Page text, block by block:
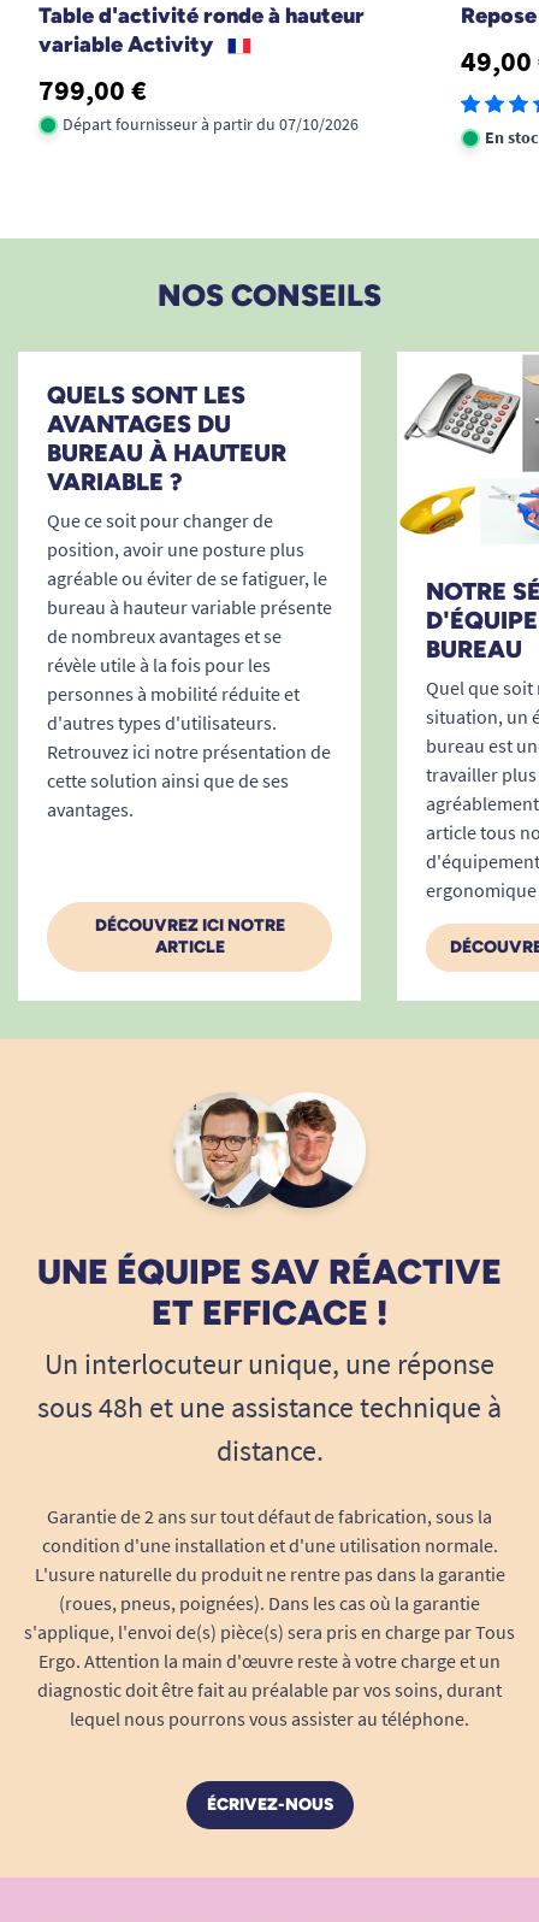
POIDS :
Poids : 18,5 kg.
Plateau : Taupe ou bleu nuit (plus foncé).
Tubes : bronze.
GARANTIE :2 ans
Table d'activité ronde à hauteur
variable Activity
799,00 €
Départ fournisseur à partir du 07/10/2026
49,00
En
NOS CONSEILS
QUELS SONT LES
AVANTAGES DU
BUREAU À HAUTEUR
VARIABLE ?
Que ce soit pour changer de
position, avoir une posture plus
agréable ou éviter de se fatiguer, le
bureau à hauteur variable présente
de nombreux avantages et se
révèle utile à la fois pour les
personnes à mobilité réduite et
d'autres types d'utilisateurs.
Retrouvez ici notre présentation de
cette solution ainsi que de ses
avantages.
DÉCOUVREZ ICI NOTRE
ARTICLE
NOTRE
BUREAU
Quel que soit
situation, un
bureau est
travailler
article tous
UNE ÉQUIPE SAV RÉACTIVE
ET EFFICACE !
Un interlocuteur unique, une réponse
sous 48h et une assistance technique à
distance.
Garantie de 2 ans sur tout défaut de fabrication, sous la
condition d'une installation et d'une utilisation normale.
L'usure naturelle du produit ne rentre pas dans la garantie
(roues, pneus, poignées). Dans les cas où la garantie
s'applique, l'envoi de(s) pièce(s) sera pris en charge par Tous
Ergo. Attention la main d'œuvre reste à votre charge et un
diagnostic doit être fait au préalable par vos soins, durant
lequel nous pourrons vous assister au téléphone.
ÉCRIVEZ-NOUS